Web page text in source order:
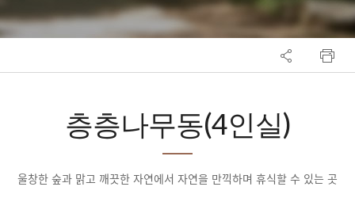
층층나무동(4인실)
울창한 숲과 맑고 깨끗한 자연에서 자연을 만끽하며 휴식할 수 있는 곳